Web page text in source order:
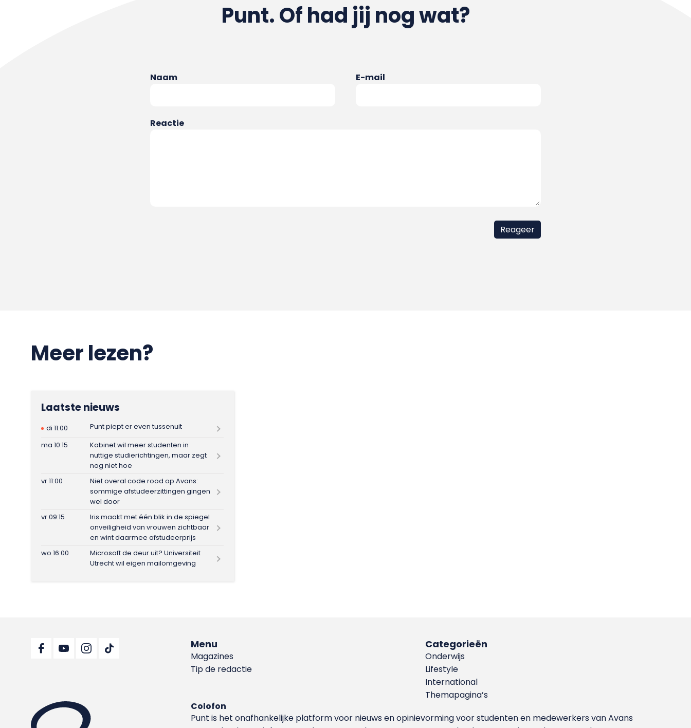
Punt. Of had jij nog wat?
Naam E-mail
Reactie
Meer lezen?
Laatste nieuws
di 11:00
Punt piept er even tussenuit
ma 10:15
Kabinet wil meer studenten in
nuttige studierichtingen, maar zegt
nog niet hoe
vr 11:00
Niet overal code rood op Avans:
sommige afstudeerzittingen gingen
wel door
vr 09:15
Iris maakt met één blik in de spiegel
onveiligheid van vrouwen zichtbaar
en wint daarmee afstudeerprijs
wo 16:00
Microsoft de deur uit? Universiteit
Utrecht wil eigen mailomgeving
Menu
Magazines
Tip de redactie
Categorieën
Onderwijs
Lifestyle
International
Themapagina’s
Colofon
Punt is het onafhankelijke platform voor nieuws en opinievorming voor studenten en medewerkers van Avans